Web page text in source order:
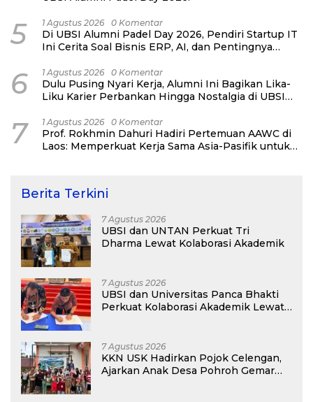
5 1 Agustus 2026 0 Komentar
Di UBSI Alumni Padel Day 2026, Pendiri Startup IT
Ini Cerita Soal Bisnis ERP, AI, dan Pentingnya
6 1 Agustus 2026 0 Komentar
Dulu Pusing Nyari Kerja, Alumni Ini Bagikan Lika-
Liku Karier Perbankan Hingga Nostalgia di UBSI
7 1 Agustus 2026 0 Komentar
Prof. Rokhmin Dahuri Hadiri Pertemuan AAWC di
Laos: Memperkuat Kerja Sama Asia-Pasifik untuk
Berita Terkini
7 Agustus 2026
UBSI dan UNTAN Perkuat Tri
Dharma Lewat Kolaborasi Akademik
7 Agustus 2026
UBSI dan Universitas Panca Bhakti
Perkuat Kolaborasi Akademik Lewat
7 Agustus 2026
KKN USK Hadirkan Pojok Celengan,
Ajarkan Anak Desa Pohroh Gemar